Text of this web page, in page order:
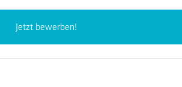
Jetzt bewerben!